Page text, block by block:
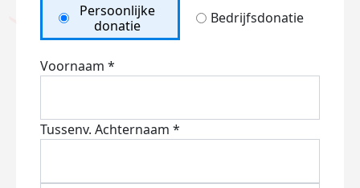
Persoonlijke
donatie
Bedrijfsdonatie
Voornaam *
Tussenv. Achternaam *